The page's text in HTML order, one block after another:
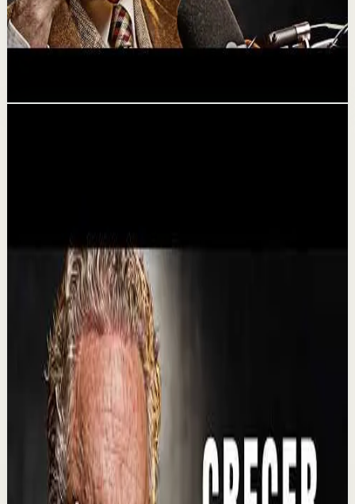
Sesión profunda
PARA CRECER, DEBES SUFRIR Jordan Peterson
Sesión profunda
Media
Clase 4 | Tu Punto de No Regreso: Cómo
Sostener tu Nuevo Nivel Financiero
Ismael Cala•6 ago
🔴 Inscripciones abertas al Programa SPA - Sabio,
Prospero y Abundante: https://cala.academy/inscribete-
spa/ Llegar a un nuevo nivel financiero es...
visualizaciones